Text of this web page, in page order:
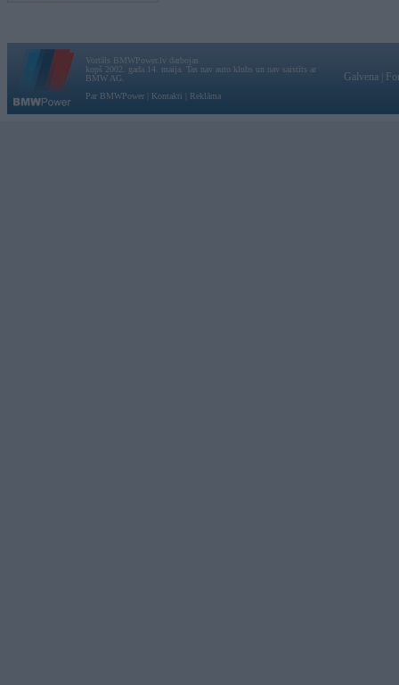
Vortāls BMWPower.lv darbojas
kopš 2002. gada 14. maija. Tas nav auto klubs un nav saistīts ar
BMW AG.
Par BMWPower
Kontakti Reklāma
Galvena